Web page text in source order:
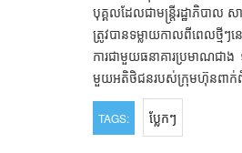
បុគ្គល​ដែល​​ជា​​មន្ត្រី​រដ្ឋាភិបា
ត្រូវ​បាន​​ទម្លាយ​កាល​ពី​ពេល​ថ្មី​ៗ​
ការ​ជា​មួយ​ធនាគារ​ប្រមាណ​ជា
មួយ​អតិថិជន​របស់​ក្រុមហ៊ុន​ពាក់ព័
TAGS: ប្លែកៗ